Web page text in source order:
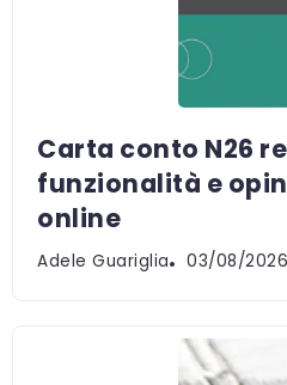
Carta conto N26
funzionalità e
online
Adele Guariglia 03/08/2026